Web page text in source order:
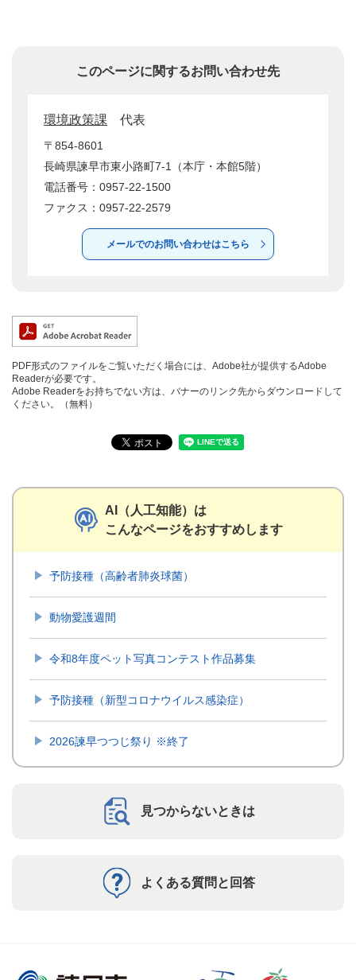
このページに関するお問い合わせ先
環境政策課 代表
〒854-8601
長崎県諫早市東小路町7-1（本庁・本館5階）
電話番号：0957-22-1500
ファクス：0957-22-2579
メールでのお問い合わせはこちら
PDF形式のファイルをご覧いただく場合には、Adobe社が提供するAdobe
Readerが必要です。
Adobe Readerをお持ちでない方は、バナーのリンク先からダウンロードして
ください。（無料）
AI（人工知能）は
こんなページをおすすめします
予防接種（高齢者肺炎球菌）
動物愛護週間
令和8年度ペット写真コンテスト作品募集
予防接種（新型コロナウイルス感染症）
2026諫早つつじ祭り ※終了
見つからないときは
よくある質問と回答